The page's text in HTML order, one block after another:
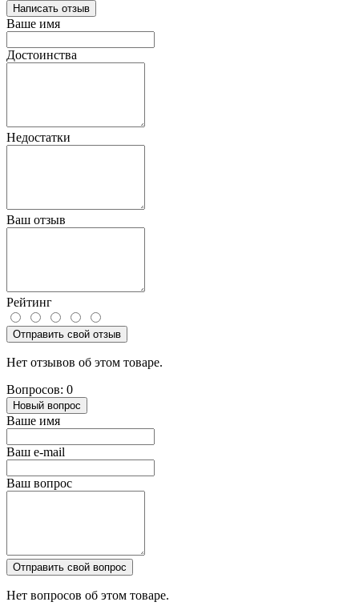
Написать отзыв
Ваше имя
Достоинства
Недостатки
Ваш отзыв
Рейтинг
Отправить свой отзыв
Нет отзывов об этом товаре.
Вопросов: 0
Новый вопрос
Ваше имя
Ваш e-mail
Ваш вопрос
Отправить свой вопрос
Нет вопросов об этом товаре.